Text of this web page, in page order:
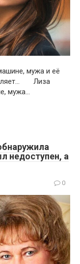
мужа и её
Лиза
мужа…
недоступен, а
0